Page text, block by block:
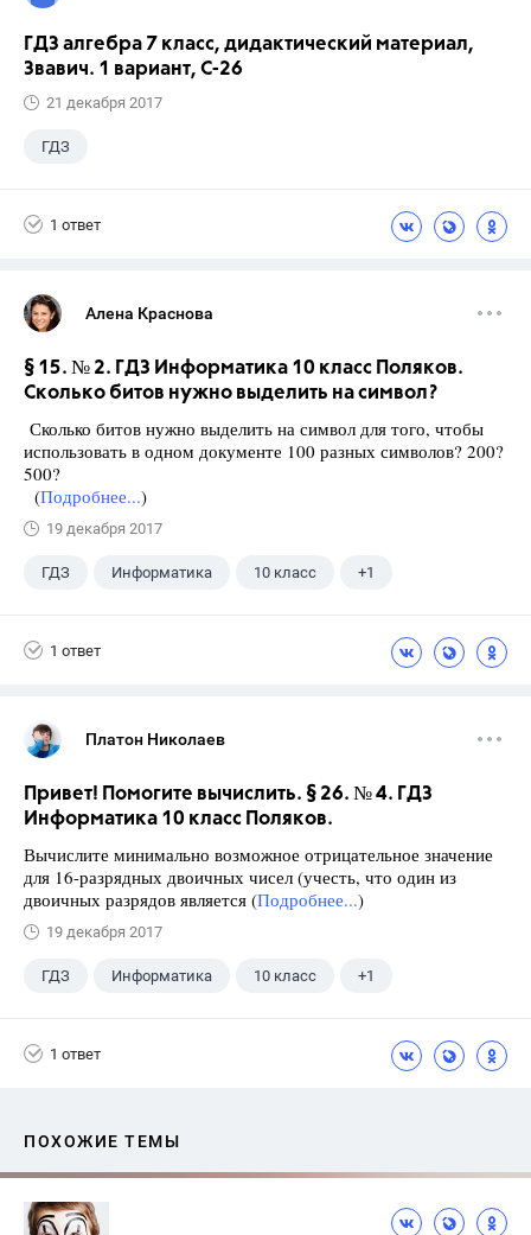
ГДЗ алгебра 7 класс, дидактический материал,
Звавич. 1 вариант, С-26
21 декабря 2017
ГДЗ
1 ответ
Алена Краснова
§ 15. № 2. ГДЗ Информатика 10 класс Поляков.
Сколько битов нужно выделить на символ?
Сколько битов нужно выделить на символ для того, чтобы
использовать в одном документе 100 разных символов? 200?
500?
(Подробнее...)
19 декабря 2017
ГДЗ Информатика 10 класс +1
1 ответ
Платон Николаев
Привет! Помогите вычислить. § 26. № 4. ГДЗ
Информатика 10 класс Поляков.
Вычислите минимально возможное отрицательное значение
для 16-разрядных двоичных чисел (учесть, что один из
двоичных разрядов является (Подробнее...)
19 декабря 2017
ГДЗ Информатика 10 класс +1
1 ответ
ПОХОЖИЕ ТЕМЫ